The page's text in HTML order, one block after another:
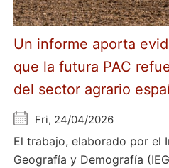
Un informe aporta
que la futura PAC
del sector agrario
Fri, 24/04/2026
El trabajo, elaborado por el
Geografía y Demografía